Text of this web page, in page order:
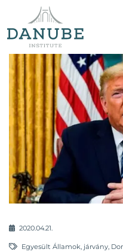
2020.04.21.
Egyesült Államok, járvány,